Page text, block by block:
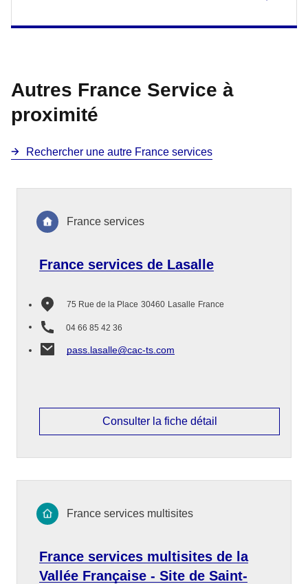
Autres France Service à
proximité
Rechercher une autre France services
France services de Lasalle
75 Rue de la Place 30460 Lasalle France
04 66 85 42 36
pass.lasalle@cac-ts.com
France services
Consulter la fiche détail
France services multisites de la
Vallée Française - Site de Saint-
France services multisites